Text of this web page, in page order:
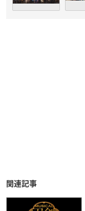
関連記事